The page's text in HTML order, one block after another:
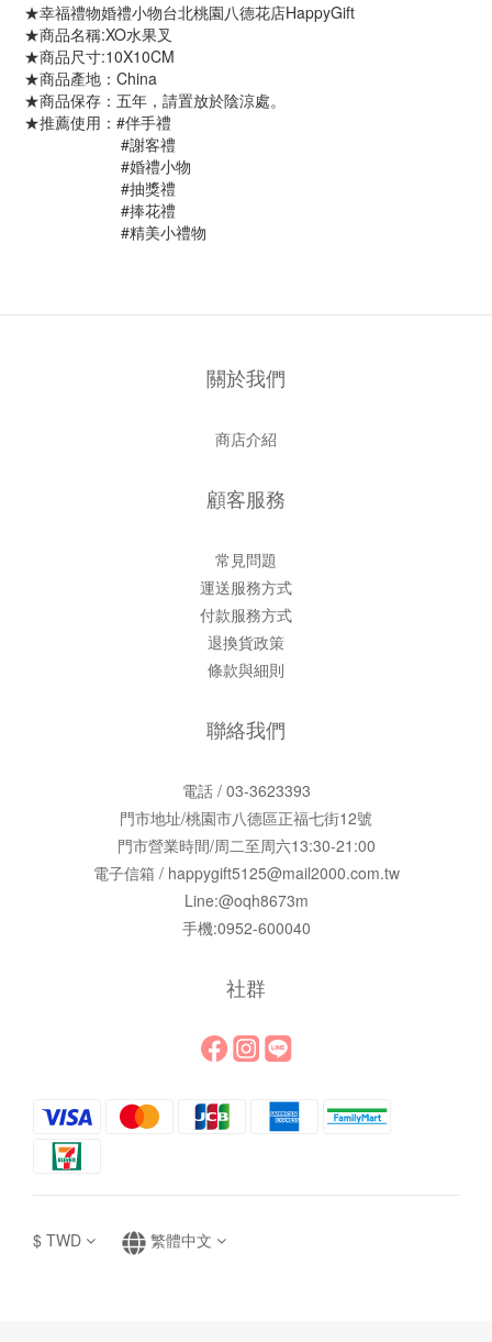
★幸福禮物婚禮小物台北桃園八德花店HappyGift
★商品名稱:XO水果叉
★商品尺寸:10X10CM
★商品產地：China
★商品保存：五年，請置放於陰涼處。
★推薦使用：#伴手禮
#謝客禮
#婚禮小物
#抽獎禮
#捧花禮
#精美小禮物
關於我們
商店介紹
顧客服務
常見問題
運送服務方式
付款服務方式
退換貨政策
條款與細則
聯絡我們
電話 / 03-3623393
門市地址/桃園市八德區正福七街12號
門市營業時間/周二至周六13:30-21:00
電子信箱 / happygift5125@mail2000.com.tw
Line:@oqh8673m
手機:0952-600040
社群
$ TWD 繁體中文